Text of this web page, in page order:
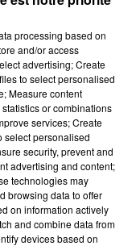
annule toutes les
et dans les
est prise au cas
ou
d'alcool est
les départements
processing based on
and/or access
advertising; Create
to select personalised
Measure content
or combinations
services; Create
select personalised
security, prevent and
advertising and content;
technologies may
browsing data to offer
on information actively
and combine data from
devices based on